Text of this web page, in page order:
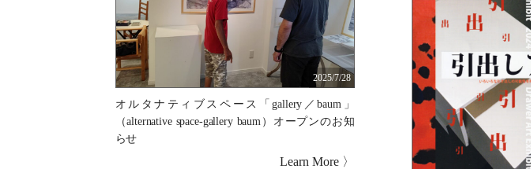
2025/7/28
オルタナティブスペース「gallery／baum」
（alternative space-gallery baum）オープンのお知
らせ
Learn More 〉